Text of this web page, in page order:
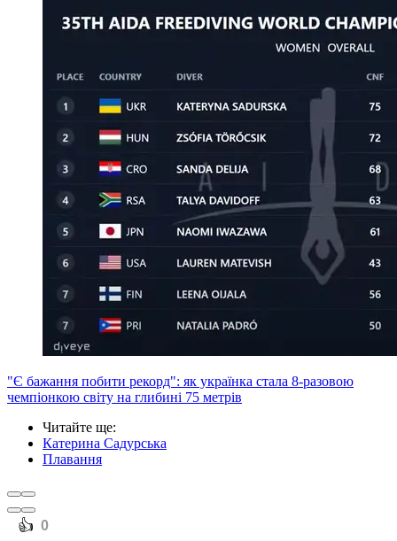
"Є бажання побити рекорд": як українка стала 8-разовою
чемпіонкою світу на глибині 75 метрів
Читайте ще:
Катерина Садурська
Плавання
️👍 0